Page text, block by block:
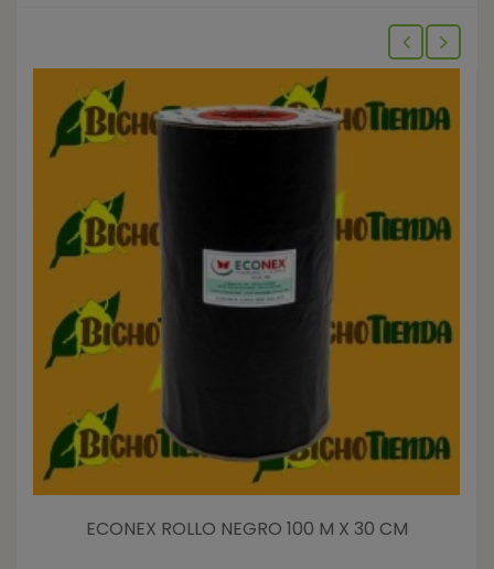
ECONEX ROLLO NEGRO 100 M X 30 CM